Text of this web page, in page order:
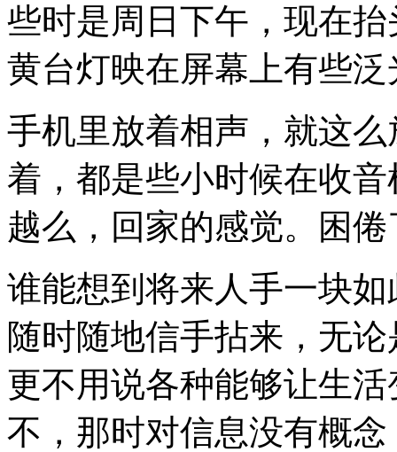
些时是周日下午，现在
黄台灯映在屏幕上有些
手机里放着相声，就这
着，都是些小时候在收
越么，回家的感觉。困倦
谁能想到将来人手一块
随时随地信手拈来，无
更不用说各种能够让生
不，那时对信息没有概